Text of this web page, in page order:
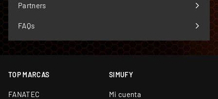
Partners
FAQs
TOP MARCAS
FANATEC
SIMUFY
Mi cuenta